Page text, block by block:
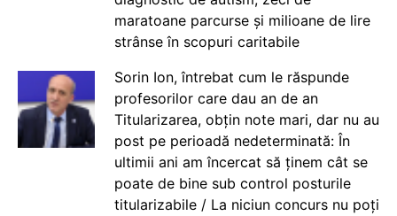
maratoane parcurse și milioane de lire
strânse în scopuri caritabile
Sorin Ion, întrebat cum le răspunde
profesorilor care dau an de an
Titularizarea, obțin note mari, dar nu au
post pe perioadă nedeterminată: În
ultimii ani am încercat să ținem cât se
poate de bine sub control posturile
titularizabile / La niciun concurs nu poți